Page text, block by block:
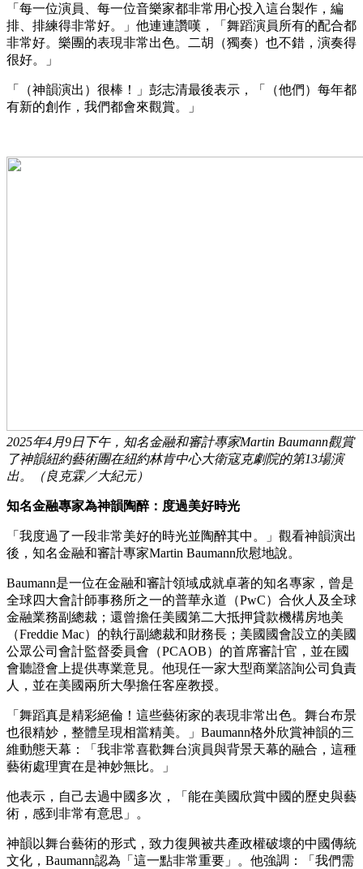
「每一位演員、每一位音樂家都非常用心投入這台製作，編
排、排練得非常好。」他連連讚嘆，「舞蹈演員所有的配合都
非常好。樂團的表現非常出色。二胡（獨奏）也不錯，演奏得
很好。」
「（神韻演出）很棒！」彭志清最後表示，「（他們）每年都
有新的創作，我們都會來觀賞。」
2025年4月9日下午，知名金融和審計專家Martin Baumann觀賞
了神韻紐約藝術團在紐約林肯中心大衛寇克劇院的第13場演
出。（良克霖／大紀元）
知名金融專家為神韻陶醉：度過美好時光
「我度過了一段非常美好的時光並陶醉其中。」觀看神韻演出
後，知名金融和審計專家Martin Baumann欣慰地說。
Baumann是一位在金融和審計領域成就卓著的知名專家，曾是
全球四大會計師事務所之一的普華永道（PwC）合伙人及全球
金融業務副總裁；還曾擔任美國第二大抵押貸款機構房地美
（Freddie Mac）的執行副總裁和財務長；美國國會設立的美國
公眾公司會計監督委員會（PCAOB）的首席審計官，並在國
會聽證會上提供專業意見。他現任一家大型商業諮詢公司負責
人，並在美國兩所大學擔任客座教授。
「舞蹈真是精彩絕倫！這些藝術家的表現非常出色。舞台布景
也很精妙，整體呈現相當精美。」Baumann格外欣賞神韻的三
維動態天幕：「我非常喜歡舞台演員與背景天幕的融合，這種
藝術處理實在是神妙無比。」
他表示，自己去過中國多次，「能在美國欣賞中國的歷史與藝
術，感到非常有意思」。
神韻以舞台藝術的形式，致力復興被共產政權破壞的中國傳統
文化，Baumann認為「這一點非常重要」。他強調：「我們需